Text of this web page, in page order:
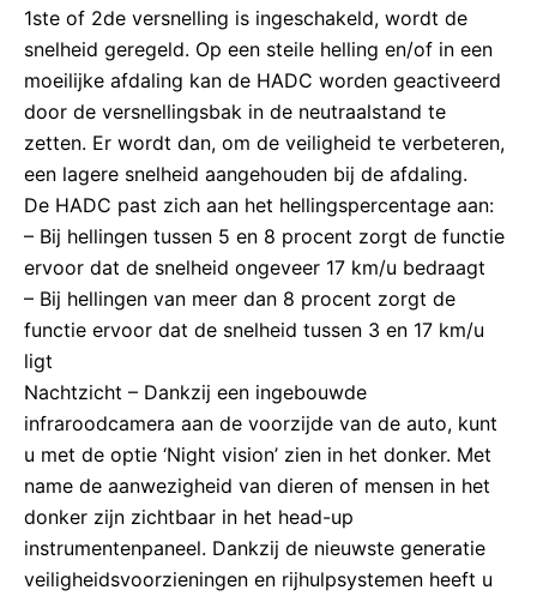
1ste of 2de versnelling is ingeschakeld, wordt de
snelheid geregeld. Op een steile helling en/of in een
moeilijke afdaling kan de HADC worden geactiveerd
door de versnellingsbak in de neutraalstand te
zetten. Er wordt dan, om de veiligheid te verbeteren,
een lagere snelheid aangehouden bij de afdaling.
De HADC past zich aan het hellingspercentage aan:
– Bij hellingen tussen 5 en 8 procent zorgt de functie
ervoor dat de snelheid ongeveer 17 km/u bedraagt
– Bij hellingen van meer dan 8 procent zorgt de
functie ervoor dat de snelheid tussen 3 en 17 km/u
ligt
Nachtzicht – Dankzij een ingebouwde
infraroodcamera aan de voorzijde van de auto, kunt
u met de optie ‘Night vision’ zien in het donker. Met
name de aanwezigheid van dieren of mensen in het
donker zijn zichtbaar in het head-up
instrumentenpaneel. Dankzij de nieuwste generatie
veiligheidsvoorzieningen en rijhulpsystemen heeft u